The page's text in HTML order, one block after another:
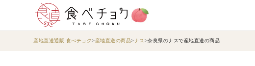
産地直送通販 食べチョク 産地直送の商品 ナス 奈良県のナスで産地直送の商品